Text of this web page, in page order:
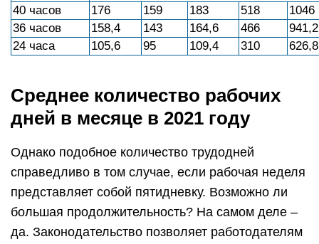
40 часов
176 159 183 518
1046
36 часов
158,4 143 164,6 466
941,2
24 часа
105,6 95 109,4 310 626,8
Среднее количество рабочих
дней в месяце в 2021 году
Однако подобное количество трудодней
справедливо в том случае, если рабочая неделя
представляет собой пятидневку. Возможно ли
большая продолжительность? На самом деле –
да. Законодательство позволяет работодателям